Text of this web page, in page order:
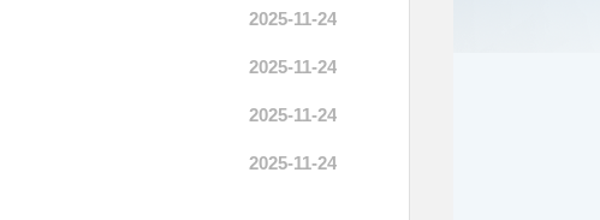
2025-11-24
2025-11-24
2025-11-24
2025-11-24